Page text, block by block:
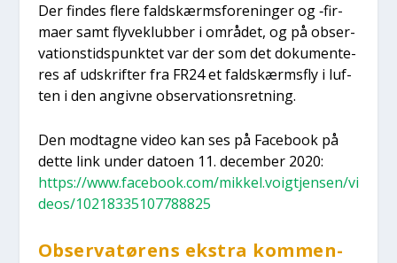
Der fin­des fle­re faldskærms­for­e­nin­ger og ‑fir­
ma­er samt fly­ve­klub­ber i områ­det, og på obser­
va­tion­s­tids­punk­tet var der som det doku­men­te­
res af udskrif­ter fra FR24 et faldskærms­fly i luf­
ten i den angiv­ne obser­va­tions­ret­ning.
Den mod­tag­ne video kan ses på Face­book på
det­te link under dato­en 11. decem­ber 2020:
https://www.facebook.com/mikkel.voigtjensen/vi
deos/10218335107788825
Obser­va­tø­rens ekstra kom­men­